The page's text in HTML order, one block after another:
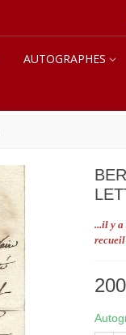
AUTOGRAPHES
...il y a
recueil